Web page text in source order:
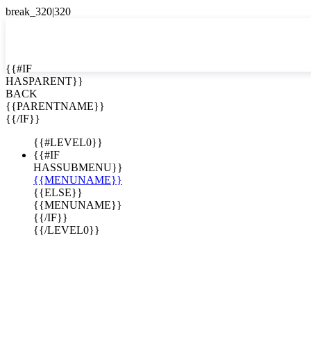

EN
ES
{{#IF
HASPARENT}}
BACK
{{PARENTNAME}}
{{/IF}}
{{#LEVEL0}}
{{#IF
HASSUBMENU}}
{{MENUNAME}}
{{ELSE}}
{{MENUNAME}}
{{/IF}}
{{/LEVEL0}}